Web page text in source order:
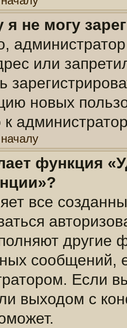
я не могу
или
новых
функция
все
другие
сообщений,
Если
выходом с